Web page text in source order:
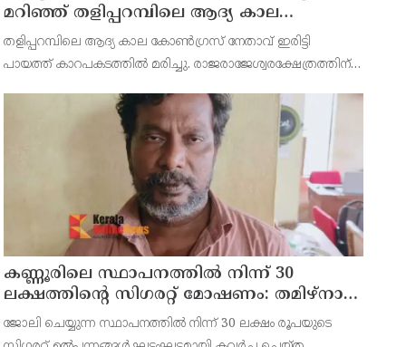
മറിഞ്ഞ് തളിപ്പറമ്പിലെ ആദ്യ കാല
കോണ്‍ഗ്രസ് നേതാവ് മരിച്ചു
തളിപ്പറമ്പിലെ ആദ്യ കാല കോണ്‍ഗ്രസ് നേതാവ് ഇരിട്ടി
പായത്ത് കാറപകടത്തില്‍ മരിച്ചു. രാജരാജേശ്വരക്ഷേത്രത്തിന്
എം.കെ.കേശവനാ(74)ണ് മരിച്ചത്.
കണ്ണൂരിലെ സ്ഥാപനത്തിൽ നിന്ന് 30
ലക്ഷത്തിന്റെ സിഗരറ്റ് മോഷണം: തമിഴ്‌നാട്
സ്വദേശിയായ സെയിൽസ്മാൻ
തെങ്കാശിയിൽ പിടിയിൽ
ജോലി ചെയ്യുന്ന സ്ഥാപനത്തിൽ നിന്ന് 30 ലക്ഷം രൂപയുടെ